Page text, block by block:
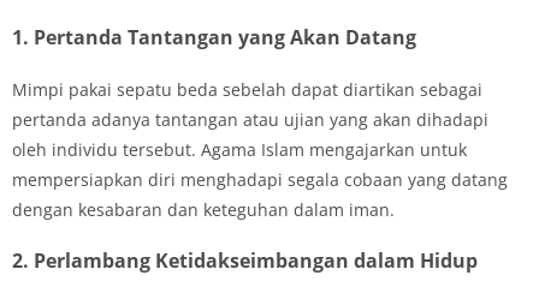
1. Pertanda Tantangan yang Akan Datang
Mimpi pakai sepatu beda sebelah dapat diartikan sebagai
pertanda adanya tantangan atau ujian yang akan dihadapi
oleh individu tersebut. Agama Islam mengajarkan untuk
mempersiapkan diri menghadapi segala cobaan yang datang
dengan kesabaran dan keteguhan dalam iman.
2. Perlambang Ketidakseimbangan dalam Hidup